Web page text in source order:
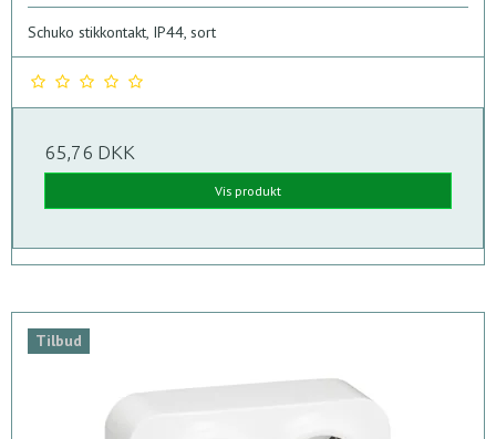
Schuko stikkontakt, IP44, sort
65,76 DKK
Vis produkt
Tilbud